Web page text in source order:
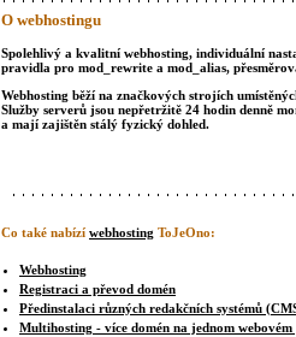
O webhostingu
Spolehlivý a kvalitní webhosting, individuální
pravidla pro mod_rewrite a mod_alias,
Webhosting běží na značkových strojích
Služby serverů jsou nepřetržitě 24 hodin denně
a mají zajištěn stálý fyzický dohled.
Co také nabízí webhosting ToJeOno:
Webhosting
Registraci a převod domén
Předinstalaci různých redakčních systémů
Multihosting - více domén na jednom